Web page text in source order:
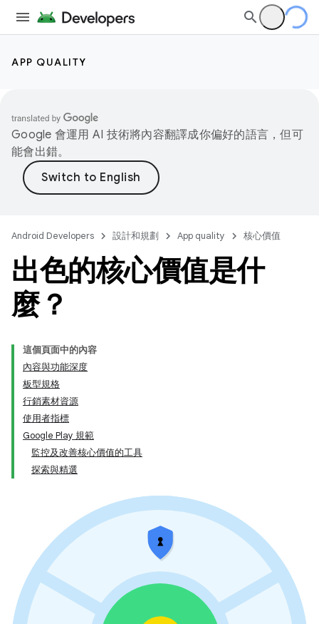
APP QUALITY
Google 會運用 AI 技術將內容翻譯成你偏好的語言，但可
能會出錯。
Android Developers 設計和規劃 App quality 核心價值
出色的核心價值是什
麼？
這個頁面中的內容
內容與功能深度
板型規格
行銷素材資源
使用者指標
Google Play 規範
監控及改善核心價值的工具
探索與精選